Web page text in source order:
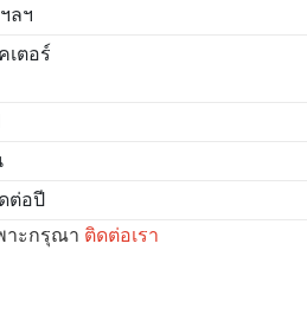
ลฯ
เตอร์
ต่อปี
าะกรุณา ติดต่อเรา